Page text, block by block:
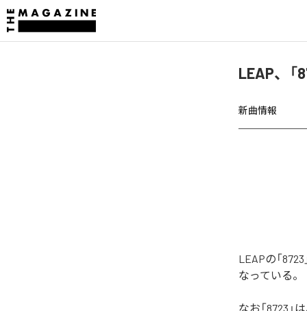
LEAP、「
新曲情報
LEAPの「
なっている。
なお「8723 」は